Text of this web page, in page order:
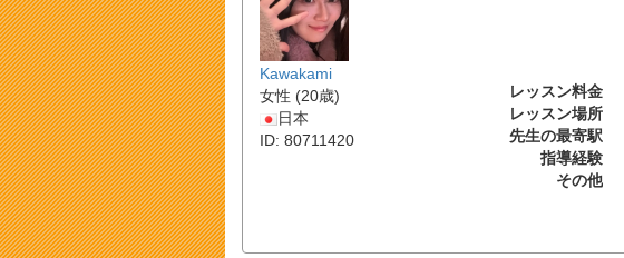
Kawakami
女性 (20歳)
日本
ID: 80711420
レッスン料金
レッスン場所
先生の最寄駅
指導経験
その他